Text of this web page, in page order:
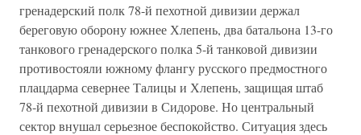
гренадерский полк 78-й пехотной дивизии держал
береговую оборону южнее Хлепень, два батальона 13-го
танкового гренадерского полка 5-й танковой дивизии
противостояли южному флангу русского предмостного
плацдарма севернее Талицы и Хлепень, защищая штаб
78-й пехотной дивизии в Сидорове. Но центральный
сектор внушал серьезное беспокойство. Ситуация здесь